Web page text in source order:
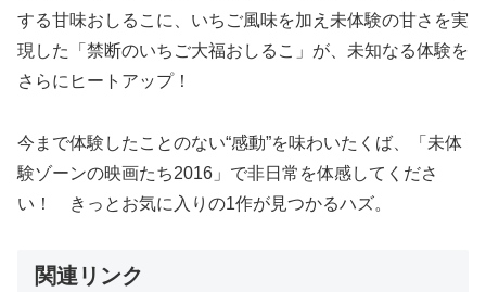
する甘味おしるこに、いちご風味を加え未体験の甘さを実
現した「禁断のいちご大福おしるこ」が、未知なる体験を
さらにヒートアップ！
今まで体験したことのない“感動”を味わいたくば、「未体
験ゾーンの映画たち2016」で非日常を体感してくださ
い！ きっとお気に入りの1作が見つかるハズ。
関連リンク